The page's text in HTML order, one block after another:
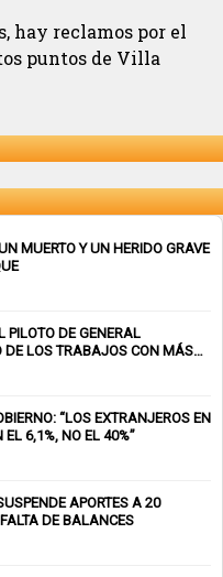
hay reclamos por el
puntos de Villa
MUERTO Y UN HERIDO GRAVE
PILOTO DE GENERAL
DE LOS TRABAJOS CON MÁS
“LOS EXTRANJEROS EN
6,1%, NO EL 40%”
APORTES A 20
DE BALANCES